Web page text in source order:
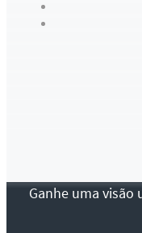
Ganhe uma visão